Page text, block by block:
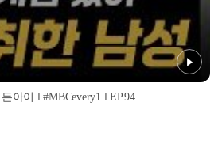
아이 l #MBCevery1 l EP.94